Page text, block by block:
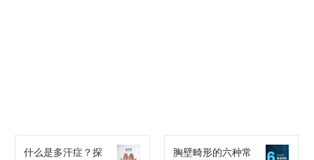
什么是多汗症？探
胸壁畸形的六种常